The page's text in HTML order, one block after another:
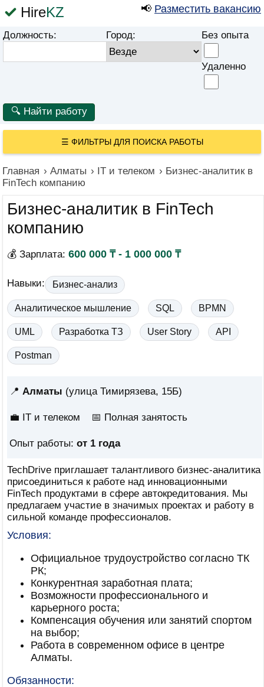
HireKZ 📢 Разместить вакансию
Должность: Город: Без опыта
Удаленно
☰ ФИЛЬТРЫ ДЛЯ ПОИСКА РАБОТЫ
Главная › Алматы › IT и телеком › Бизнес-аналитик в
FinTech компанию
Бизнес-аналитик в FinTech
компанию
💰 Зарплата: 600 000 ₸ - 1 000 000 ₸
Навыки: Бизнес-анализ
Аналитическое мышление SQL BPMN
UML Разработка ТЗ User Story API
Postman
📍 Алматы (улица Тимирязева, 15Б)
💼 IT и телеком 📅 Полная занятость
Опыт работы: от 1 года
TechDrive приглашает талантливого бизнес-аналитика
присоединиться к работе над инновационными
FinTech продуктами в сфере автокредитования. Мы
предлагаем участие в значимых проектах и работу в
сильной команде профессионалов.
Условия:
Официальное трудоустройство согласно ТК
РК;
Конкурентная заработная плата;
Возможности профессионального и
карьерного роста;
Компенсация обучения или занятий спортом
на выбор;
Работа в современном офисе в центре
Алматы.
Обязанности: